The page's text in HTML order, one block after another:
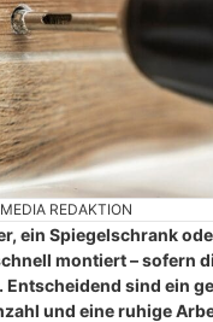
REDAKTION
ein Spiegelschrank
montiert – sofern
Entscheidend sind ein
und eine ruhige